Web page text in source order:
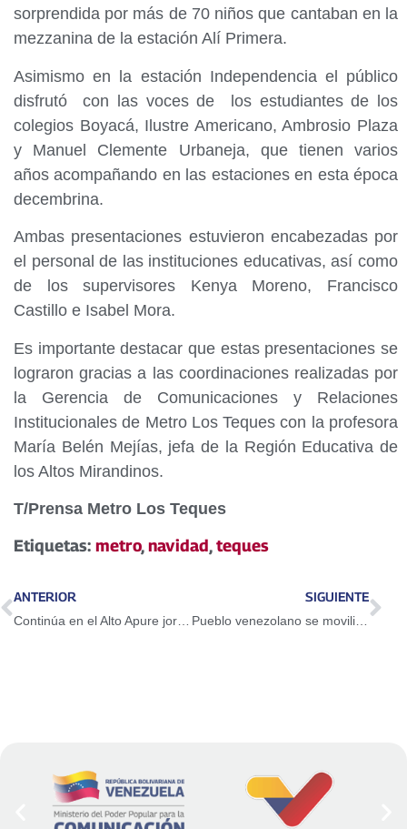
sorprendida por más de 70 niños que cantaban en la
mezzanina de la estación Alí Primera.
Asimismo en la estación Independencia el público
disfrutó con las voces de los estudiantes de los
colegios Boyacá, Ilustre Americano, Ambrosio Plaza
y Manuel Clemente Urbaneja, que tienen varios
años acompañando en las estaciones en esta época
decembrina.
Ambas presentaciones estuvieron encabezadas por
el personal de las instituciones educativas, así como
de los supervisores Kenya Moreno, Francisco
Castillo e Isabel Mora.
Es importante destacar que estas presentaciones se
lograron gracias a las coordinaciones realizadas por
la Gerencia de Comunicaciones y Relaciones
Institucionales de Metro Los Teques con la profesora
María Belén Mejías, jefa de la Región Educativa de
los Altos Mirandinos.
T/Prensa Metro Los Teques
Etiquetas: metro,navidad,teques
ANTERIOR
Continúa en el Alto Apure jornada de calificación y certificación de personas con discapacidad
SIGUIENTE
Pueblo venezolano se moviliza este martes en rechazo a activación del Tiar